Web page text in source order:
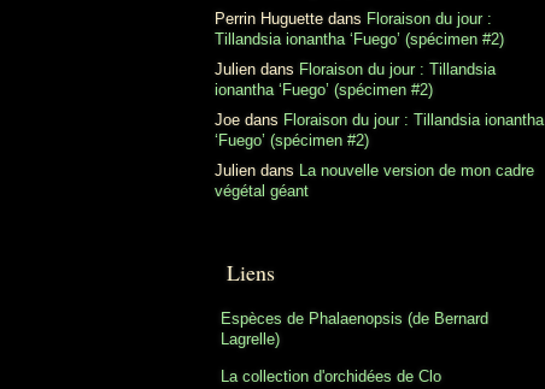
Perrin Huguette dans Floraison du jour :
Tillandsia ionantha ‘Fuego’ (spécimen #2)
Julien dans Floraison du jour : Tillandsia
ionantha ‘Fuego’ (spécimen #2)
Joe dans Floraison du jour : Tillandsia ionantha
‘Fuego’ (spécimen #2)
Julien dans La nouvelle version de mon cadre
végétal géant
Liens
Espèces de Phalaenopsis (de Bernard
Lagrelle)
La collection d'orchidées de Clo